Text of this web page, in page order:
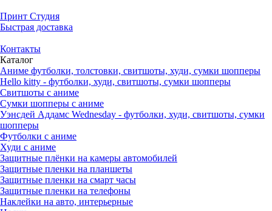
Принт Студия
Быстрая доставка
Контакты
Каталог
Аниме футболки, толстовки, свитшоты, худи, сумки шопперы
Hello kitty - футболки, худи, свитшоты, сумки шопперы
Свитшоты с аниме
Сумки шопперы с аниме
Уэнсдей Аддамс Wednesday - футболки, худи, свитшоты, сумки
шопперы
Футболки с аниме
Худи с аниме
Защитные плёнки на камеры автомобилей
Защитные пленки на планшеты
Защитные пленки на смарт часы
Защитные пленки на телефоны
Наклейки на авто, интерьерные